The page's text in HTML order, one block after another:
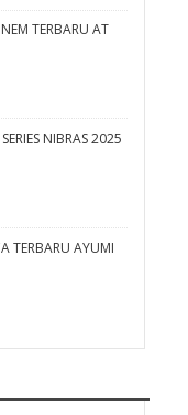
TERBARU AT
NIBRAS 2025
TERBARU AYUMI